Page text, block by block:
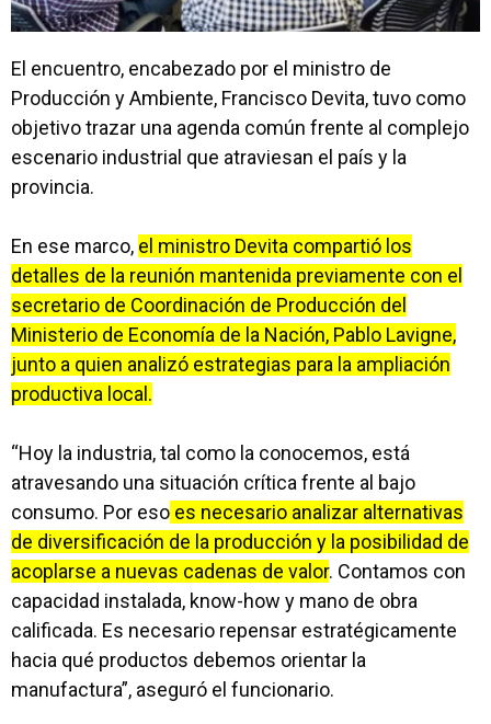
El encuentro, encabezado por el ministro de
Producción y Ambiente, Francisco Devita, tuvo como
objetivo trazar una agenda común frente al complejo
escenario industrial que atraviesan el país y la
provincia.
En ese marco, el ministro Devita compartió los
detalles de la reunión mantenida previamente con el
secretario de Coordinación de Producción del
Ministerio de Economía de la Nación, Pablo Lavigne,
junto a quien analizó estrategias para la ampliación
productiva local.
“Hoy la industria, tal como la conocemos, está
atravesando una situación crítica frente al bajo
consumo. Por eso es necesario analizar alternativas
de diversificación de la producción y la posibilidad de
acoplarse a nuevas cadenas de valor. Contamos con
capacidad instalada, know-how y mano de obra
calificada. Es necesario repensar estratégicamente
hacia qué productos debemos orientar la
manufactura”, aseguró el funcionario.